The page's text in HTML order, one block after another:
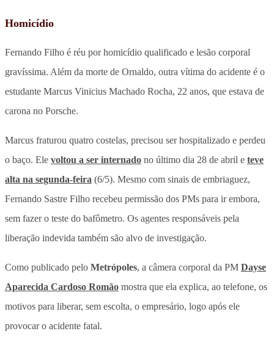
Homicídio
Fernando Filho é réu por homicídio qualificado e lesão corporal
gravíssima. Além da morte de Ornaldo, outra vítima do acidente é o
estudante Marcus Vinicius Machado Rocha, 22 anos, que estava de
carona no Porsche.
Marcus fraturou quatro costelas, precisou ser hospitalizado e perdeu
o baço. Ele voltou a ser internado no último dia 28 de abril e teve
alta na segunda-feira (6/5). Mesmo com sinais de embriaguez,
Fernando Sastre Filho recebeu permissão dos PMs para ir embora,
sem fazer o teste do bafômetro. Os agentes responsáveis pela
liberação indevida também são alvo de investigação.
Como publicado pelo Metrópoles, a câmera corporal da PM Dayse
Aparecida Cardoso Romão mostra que ela explica, ao telefone, os
motivos para liberar, sem escolta, o empresário, logo após ele
provocar o acidente fatal.